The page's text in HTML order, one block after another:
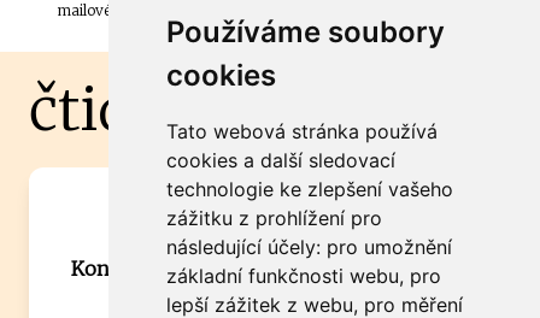
Používáme soubory
cookies
Tato webová stránka používá
cookies a další sledovací
technologie ke zlepšení vašeho
zážitku z prohlížení pro
následující účely: pro umožnění
základní funkčnosti webu, pro
lepší zážitek z webu, pro měření
mailové schránky.
čtidoma.cz
Máte zajímavou informaci? Chcete
spolupracovat?
Kontaktujte šéfredaktora Martina Chalupu:
chalupa@ctidoma.cz